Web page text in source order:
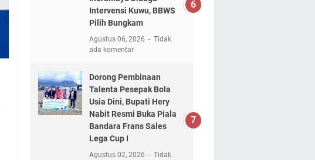
Intervensi Kuwu, BBWS
Pilih Bungkam
Agustus 06, 2026
Tidak
ada komentar
Dorong Pembinaan
Talenta Pesepak Bola
Usia Dini, Bupati Hery
Nabit Resmi Buka Piala
Bandara Frans Sales
Lega Cup I
Agustus 02, 2026
Tidak